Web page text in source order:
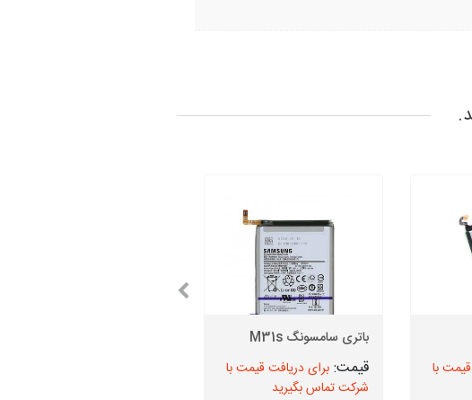
با
باتری سامسونگ M31s
برای دریافت قیمت با
شرکت تماس بگیرید